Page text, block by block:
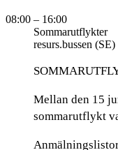
08:00 – 16:00
Sommarutflykter
resurs.bussen (SE)
Mellan den 15
sommarutflykt